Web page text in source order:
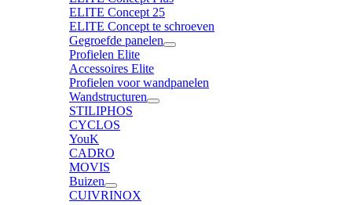
ELITE Concept 25
ELITE Concept te schroeven
Gegroefde panelen
Profielen Elite
Accessoires Elite
Profielen voor wandpanelen
Wandstructuren
STILIPHOS
CYCLOS
YouK
CADRO
MOVIS
Buizen
CUIVRINOX